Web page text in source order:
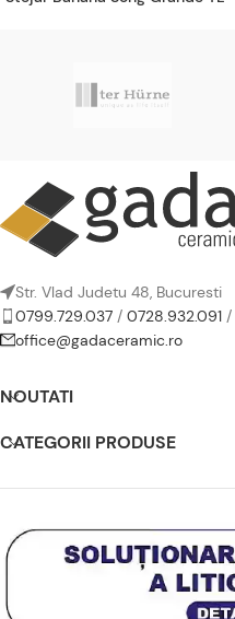
Str. Vlad Judetu 48, Bucuresti
0799.729.037 / 0728.932.091 /
office@gadaceramic.ro
NOUTATI
CATEGORII PRODUSE